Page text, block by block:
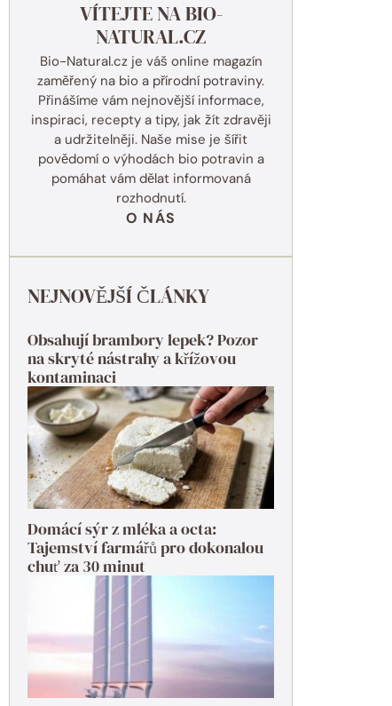
VÍTEJTE NA BIO-
NATURAL.CZ
Bio-Natural.cz je váš online magazín
zaměřený na bio a přírodní potraviny.
Přinášíme vám nejnovější informace,
inspiraci, recepty a tipy, jak žít zdravěji
a udržitelněji. Naše mise je šířit
povědomí o výhodách bio potravin a
pomáhat vám dělat informovaná
rozhodnutí.
O NÁS
NEJNOVĚJŠÍ ČLÁNKY
Obsahují brambory lepek? Pozor
na skryté nástrahy a křížovou
kontaminaci
Domácí sýr z mléka a octa:
Tajemství farmářů pro dokonalou
chuť za 30 minut